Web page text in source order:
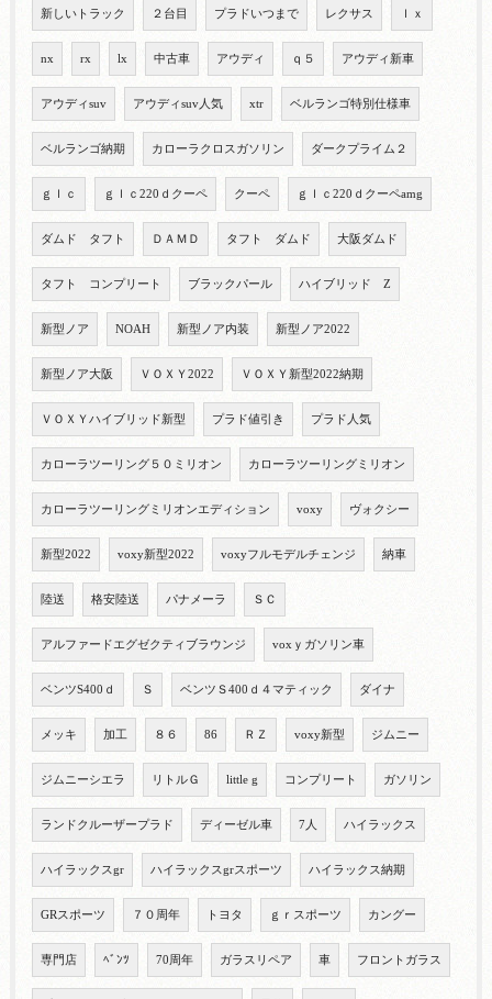
新しいトラック ２台目 プラドいつまで レクサス ｌｘ
nx rx lx 中古車 アウディ ｑ５ アウディ新車
アウディsuv アウディsuv人気 xtr ベルランゴ特別仕様車
ベルランゴ納期 カローラクロスガソリン ダークプライム２
ｇｌｃ ｇｌｃ220ｄクーペ クーペ ｇｌｃ220ｄクーペamg
ダムド タフト ＤＡＭＤ タフト ダムド 大阪ダムド
タフト コンプリート ブラックパール ハイブリッド Z
新型ノア NOAH 新型ノア内装 新型ノア2022
新型ノア大阪 ＶＯＸＹ2022 ＶＯＸＹ新型2022納期
ＶＯＸＹハイブリッド新型 プラド値引き プラド人気
カローラツーリング５０ミリオン カローラツーリングミリオン
カローラツーリングミリオンエディション voxy ヴォクシー
新型2022 voxy新型2022 voxyフルモデルチェンジ 納車
陸送 格安陸送 パナメーラ ＳＣ
アルファードエグゼクティブラウンジ voxｙガソリン車
ベンツS400ｄ Ｓ ベンツＳ400ｄ４マティック ダイナ
メッキ 加工 ８６ 86 ＲＺ voxy新型 ジムニー
ジムニーシエラ リトルＧ little g コンプリート ガソリン
ランドクルーザープラド ディーゼル車 7人 ハイラックス
ハイラックスgr ハイラックスgrスポーツ ハイラックス納期
GRスポーツ ７０周年 トヨタ ｇｒスポーツ カングー
専門店 ﾍﾞﾝﾂ 70周年 ガラスリペア 車 フロントガラス